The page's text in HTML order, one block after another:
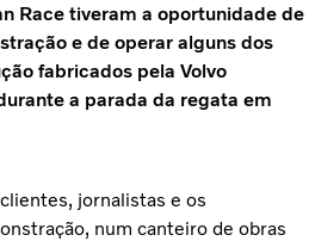
Race tiveram a oportunidade de
e de operar alguns dos
fabricados pela Volvo
a parada da regata em
jornalistas e os
num canteiro de obras